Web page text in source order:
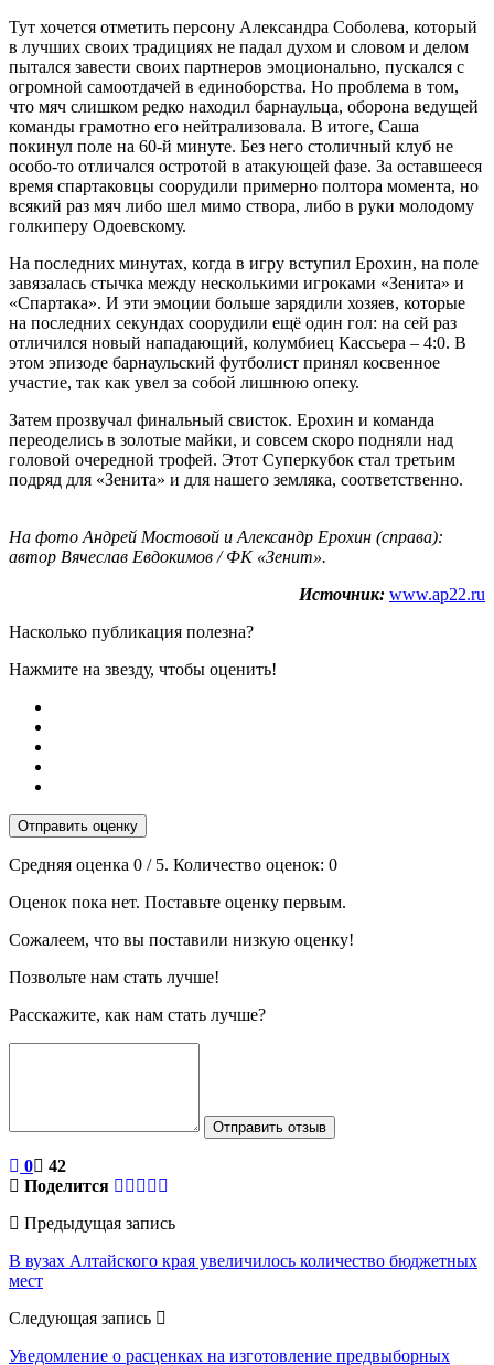
Тут хочется отметить персону Александра Соболева, который
в лучших своих традициях не падал духом и словом и делом
пытался завести своих партнеров эмоционально, пускался с
огромной самоотдачей в единоборства. Но проблема в том,
что мяч слишком редко находил барнаульца, оборона ведущей
команды грамотно его нейтрализовала. В итоге, Саша
покинул поле на 60-й минуте. Без него столичный клуб не
особо-то отличался остротой в атакующей фазе. За оставшееся
время спартаковцы соорудили примерно полтора момента, но
всякий раз мяч либо шел мимо створа, либо в руки молодому
голкиперу Одоевскому.
На последних минутах, когда в игру вступил Ерохин, на поле
завязалась стычка между несколькими игроками «Зенита» и
«Спартака». И эти эмоции больше зарядили хозяев, которые
на последних секундах соорудили ещё один гол: на сей раз
отличился новый нападающий, колумбиец Кассьера – 4:0. В
этом эпизоде барнаульский футболист принял косвенное
участие, так как увел за собой лишнюю опеку.
Затем прозвучал финальный свисток. Ерохин и команда
переоделись в золотые майки, и совсем скоро подняли над
головой очередной трофей. Этот Суперкубок стал третьим
подряд для «Зенита» и для нашего земляка, соответственно.
На фото Андрей Мостовой и Александр Ерохин (справа):
автор Вячеслав Евдокимов / ФК «Зенит».
Источник: www.ap22.ru
Насколько публикация полезна?
Нажмите на звезду, чтобы оценить!
Отправить оценку
Средняя оценка 0 / 5. Количество оценок: 0
Оценок пока нет. Поставьте оценку первым.
Сожалеем, что вы поставили низкую оценку!
Позвольте нам стать лучше!
Расскажите, как нам стать лучше?
Отправить отзыв
0
42
Поделится
Предыдущая запись
В вузах Алтайского края увеличилось количество бюджетных
мест
Следующая запись
Уведомление о расценках на изготовление предвыборных